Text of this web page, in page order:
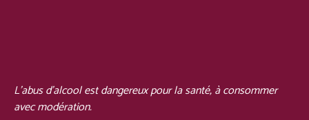
L'abus d'alcool est dangereux pour la santé, à consommer
avec modération.